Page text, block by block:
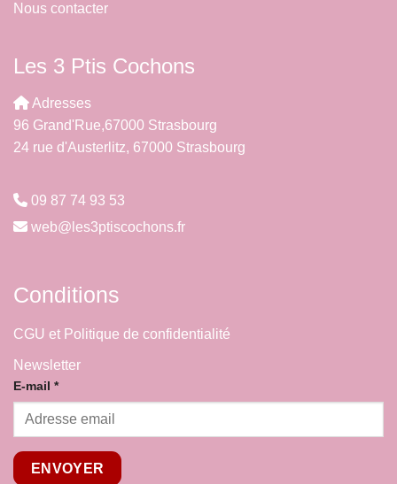
Nous contacter
Les 3 Ptis Cochons
Adresses
96 Grand'Rue,67000 Strasbourg
24 rue d'Austerlitz, 67000 Strasbourg
09 87 74 93 53
web@les3ptiscochons.fr
Conditions
CGU et Politique de confidentialité
Newsletter
E-
mail
E-mail *
ENVOYER